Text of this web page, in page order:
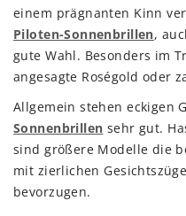
einem prägnanten Kinn
Piloten-Sonnenbrillen,
gute Wahl. Besonders im
angesagte Roségold oder
Allgemein stehen eckigen
Sonnenbrillen sehr gut.
sind größere Modelle die
mit zierlichen
bevorzugen.